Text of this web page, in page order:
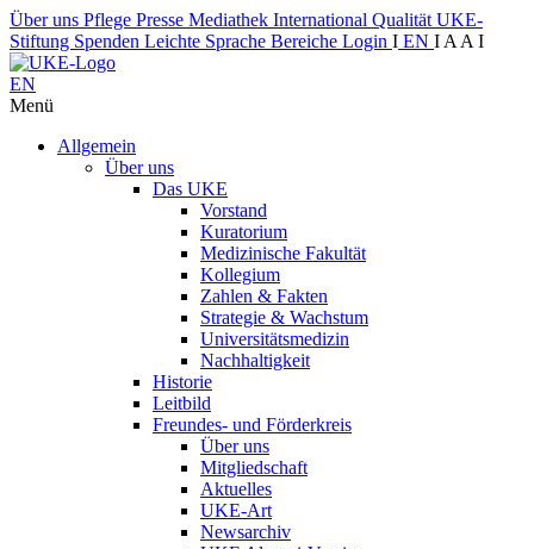
Über uns Pflege Presse Mediathek International Qualität UKE-
Stiftung Spenden Leichte Sprache Bereiche Login I EN I A A I
EN
Menü
Allgemein
Über uns
Das UKE
Vorstand
Kuratorium
Medizinische Fakultät
Kollegium
Zahlen & Fakten
Strategie & Wachstum
Universitätsmedizin
Nachhaltigkeit
Historie
Leitbild
Freundes- und Förderkreis
Über uns
Mitgliedschaft
Aktuelles
UKE-Art
Newsarchiv